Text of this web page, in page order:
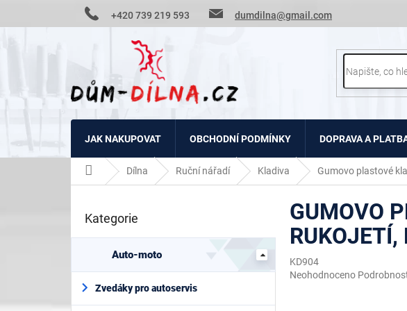
+420 739 219 593 dumdilna@gmail.com
JAK NAKUPOVAT OBCHODNÍ PODMÍNKY DOPRAVA A
Domů Dílna Ruční nářadí Kladiva Gumovo plastové
t
a
Přeskočit
Kategorie
Auto-moto
Zvedáky pro autoservis
GUMOVO
RUKOJETÍ,
KD904
Průměrné
Neohodnoceno